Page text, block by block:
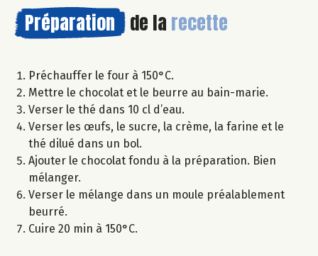
Préparation de la recette
Préchauffer le four à 150°C.
Mettre le chocolat et le beurre au bain-marie.
Verser le thé dans 10 cl d’eau.
Verser les œufs, le sucre, la crème, la farine et le
thé dilué dans un bol.
Ajouter le chocolat fondu à la préparation. Bien
mélanger.
Verser le mélange dans un moule préalablement
beurré.
Cuire 20 min à 150°C.